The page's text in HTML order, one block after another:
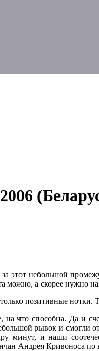
этот небольшой
можно, а скорее нужно
позитивные
что способна. Да и
рывок и смогли
минут, и наши
Андрея Кривоноса